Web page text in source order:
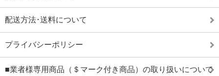
配送方法･送料について
プライバシーポリシー
■業者様専用商品（＄マーク付き商品）の取り扱いについて